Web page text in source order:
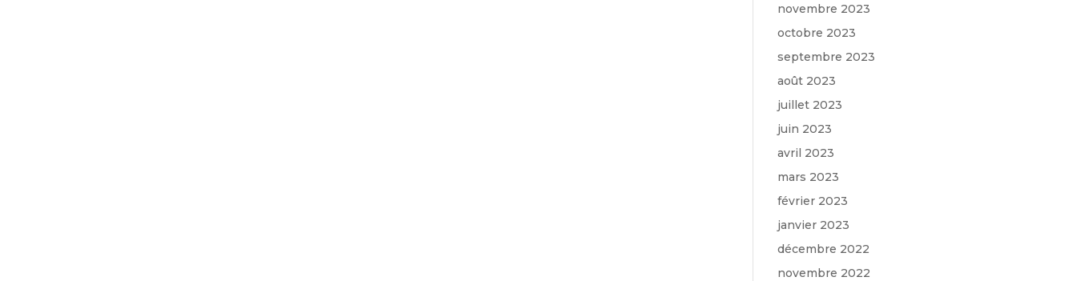
novembre 2023
octobre 2023
septembre 2023
août 2023
juillet 2023
juin 2023
avril 2023
mars 2023
février 2023
janvier 2023
décembre 2022
novembre 2022